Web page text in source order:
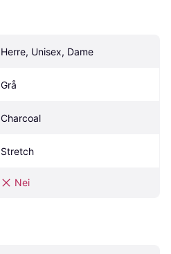
Herre, Unisex, Dame
Grå
Charcoal
Stretch
Nei